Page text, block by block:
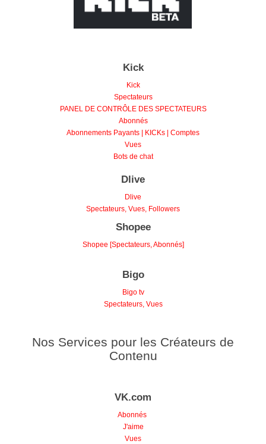
Kick
Kick
Spectateurs
PANEL DE CONTRÔLE DES SPECTATEURS
Abonnés
Abonnements Payants | KICKs | Comptes
Vues
Bots de chat
Dlive
Dlive
Spectateurs, Vues, Followers
Shopee
Shopee [Spectateurs, Abonnés]
Bigo
Bigo tv
Spectateurs, Vues
Nos Services pour les Créateurs de
Contenu
VK.com
Abonnés
J'aime
Vues